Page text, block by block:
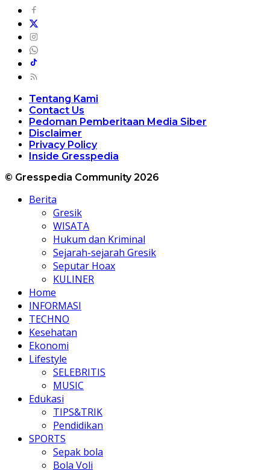
Tentang Kami
Contact Us
Pedoman Pemberitaan Media Siber
Disclaimer
Privacy Policy
Inside Gresspedia
© Gresspedia Community 2026
Berita
Gresik
WISATA
Hukum dan Kriminal
Sejarah-sejarah Gresik
Seputar Hoax
KULINER
Home
INFORMASI
TECHNO
Kesehatan
Ekonomi
Lifestyle
SELEBRITIS
MUSIC
Edukasi
TIPS&TRIK
Pendidikan
SPORTS
Sepak bola
Bola Voli